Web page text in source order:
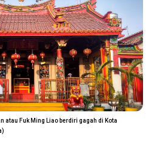
atau Fuk Ming Liao berdiri gagah di Kota